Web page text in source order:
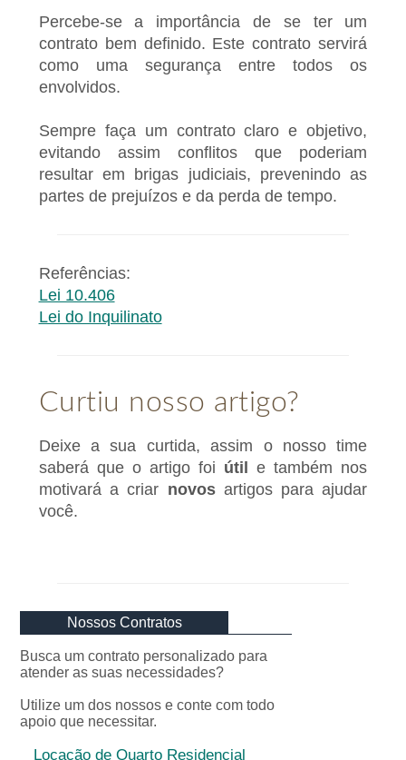
Percebe-se a importância de se ter um
contrato bem definido. Este contrato servirá
como uma segurança entre todos os
envolvidos.
Sempre faça um contrato claro e objetivo,
evitando assim conflitos que poderiam
resultar em brigas judiciais, prevenindo as
partes de prejuízos e da perda de tempo.
Referências:
Lei 10.406
Lei do Inquilinato
Curtiu nosso artigo?
Deixe a sua curtida, assim o nosso time
saberá que o artigo foi útil
e também nos
motivará a criar novosartigos para ajudar
você.
Nossos Contratos
Busca um contrato personalizado para
atender as suas necessidades?
Utilize um dos nossos e conte com todo
apoio que necessitar.
Locação de Quarto Residencial